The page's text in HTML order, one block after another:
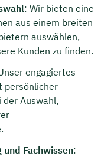
: Wir bieten eine
aus einem breiten
auswählen,
Kunden zu finden.
engagiertes
persönlicher
der Auswahl,
und Fachwissen:
🤝
von 8 bis